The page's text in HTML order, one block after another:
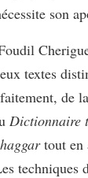
son
textes
de
Dictionnaire
tout en
techniques